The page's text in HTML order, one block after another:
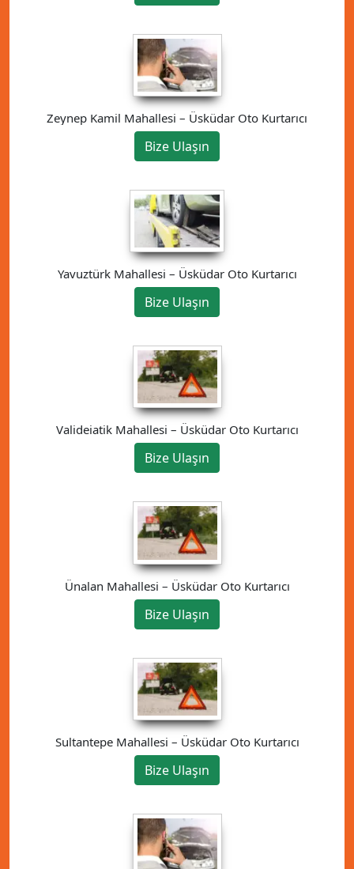
Zeynep Kamil Mahallesi – Üsküdar Oto Kurtarıcı
Bize Ulaşın
Yavuztürk Mahallesi – Üsküdar Oto Kurtarıcı
Bize Ulaşın
Valideiatik Mahallesi – Üsküdar Oto Kurtarıcı
Bize Ulaşın
Ünalan Mahallesi – Üsküdar Oto Kurtarıcı
Bize Ulaşın
Sultantepe Mahallesi – Üsküdar Oto Kurtarıcı
Bize Ulaşın